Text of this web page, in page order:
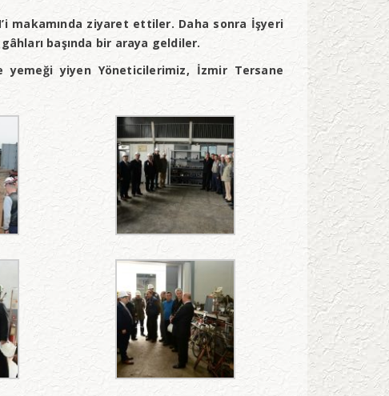
makamında ziyaret ettiler. Daha sonra İşyeri
başında bir araya geldiler.
yemeği yiyen Yöneticilerimiz, İzmir Tersane